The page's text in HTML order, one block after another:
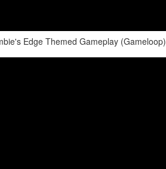
Edge Themed Gameplay (Gameloop)